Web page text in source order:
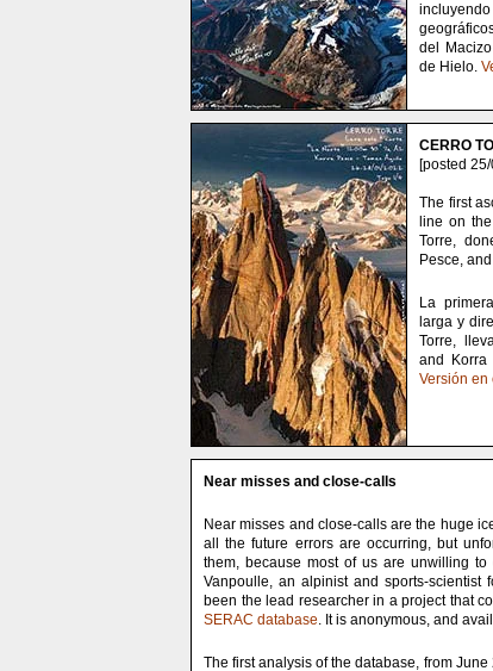
del
de Hielo.
CERRO
[posted
The first
line on
Torre,
Pesce,
La
larga y
Torre,
and Korra
Versión en
Near misses and close-calls
Near misses and close-calls are the huge
all the future errors are occurring, but
them, because most of us are unwilling to
Vanpoulle, an alpinist and sports-scientist
been the lead researcher in a project that
SERAC database. It is anonymous, and
The first analysis of the database, from